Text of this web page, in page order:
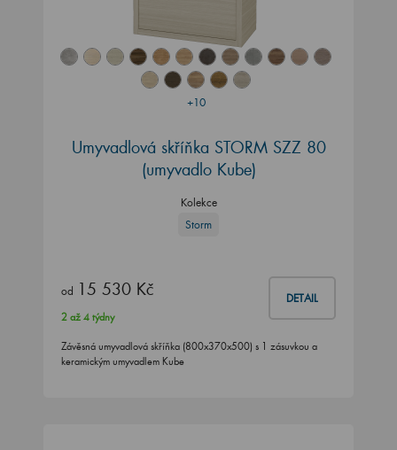
+10
Umyvadlová skříňka STORM SZZ 80
(umyvadlo Kube)
Kolekce
Storm
od 15 530 Kč DETAIL
2 až 4 týdny
Závěsná umyvadlová skříňka (800x370x500) s 1 zásuvkou a
keramickým umyvadlem Kube